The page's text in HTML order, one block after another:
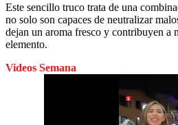
Este sencillo truco trata de una
no solo son capaces de neutralizar
dejan un aroma fresco y contribuyen a
elemento.
Videos Semana